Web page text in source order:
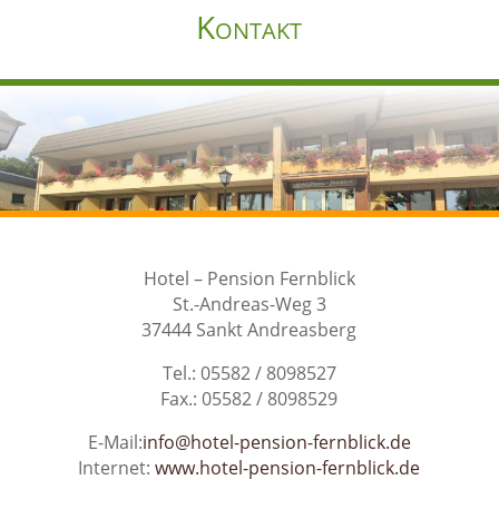
Kontakt
Hotel – Pension Fernblick
St.-Andreas-Weg 3
37444 Sankt Andreasberg
Tel.: 05582 / 8098527
Fax.: 05582 / 8098529
E-Mail:info@hotel-pension-fernblick.de
Internet:www.hotel-pension-fernblick.de